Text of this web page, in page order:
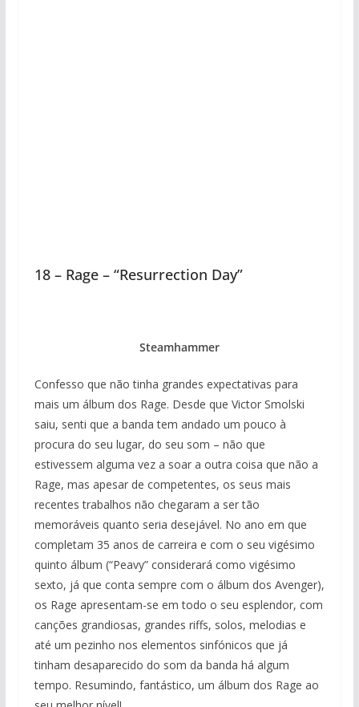
18 – Rage – “Resurrection Day”
Steamhammer
Confesso que não tinha grandes expectativas para
mais um álbum dos Rage. Desde que Victor Smolski
saiu, senti que a banda tem andado um pouco à
procura do seu lugar, do seu som – não que
estivessem alguma vez a soar a outra coisa que não a
Rage, mas apesar de competentes, os seus mais
recentes trabalhos não chegaram a ser tão
memoráveis quanto seria desejável. No ano em que
completam 35 anos de carreira e com o seu vigésimo
quinto álbum (“Peavy” considerará como vigésimo
sexto, já que conta sempre com o álbum dos Avenger),
os Rage apresentam-se em todo o seu esplendor, com
canções grandiosas, grandes riffs, solos, melodias e
até um pezinho nos elementos sinfónicos que já
tinham desaparecido do som da banda há algum
tempo. Resumindo, fantástico, um álbum dos Rage ao